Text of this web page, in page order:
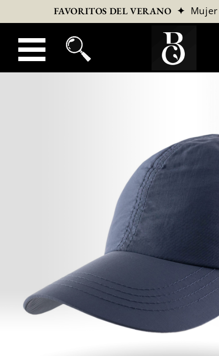
FAVORITOS DEL VERANO ✦ Mujer